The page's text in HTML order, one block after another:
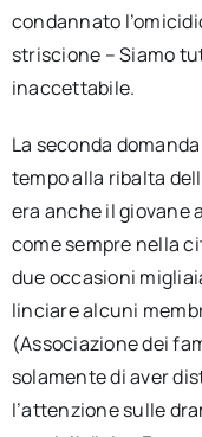
condannato
striscione – Siamo
inaccettabile.
La seconda
tempo alla ribalta
era anche il giovane
come sempre nella
due occasioni
linciare alcuni
(Associazione dei
solamente di aver
l’attenzione sulle